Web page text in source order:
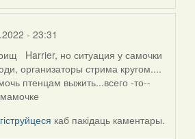
- 23:31
Harrier, но ситуация у самочки
организаторы стрима кругом....
птенцам выжить...всего -то--
каб пакідаць каментары.